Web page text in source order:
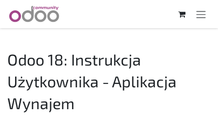
Skip to Content
Odoo 18: Instrukcja
Użytkownika - Aplikacja
Wynajem